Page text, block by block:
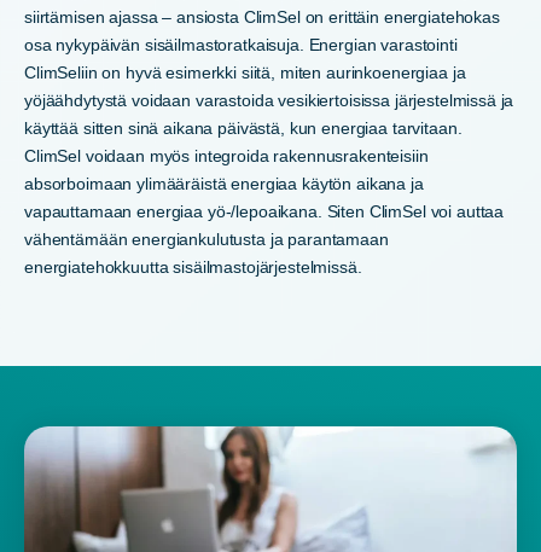
siirtämisen ajassa – ansiosta ClimSel on erittäin energiatehokas
osa nykypäivän sisäilmastoratkaisuja. Energian varastointi
ClimSeliin on hyvä esimerkki siitä, miten aurinkoenergiaa ja
yöjäähdytystä voidaan varastoida vesikiertoisissa järjestelmissä ja
käyttää sitten sinä aikana päivästä, kun energiaa tarvitaan.
ClimSel voidaan myös integroida rakennusrakenteisiin
absorboimaan ylimääräistä energiaa käytön aikana ja
vapauttamaan energiaa yö-/lepoaikana. Siten ClimSel voi auttaa
vähentämään energiankulutusta ja parantamaan
energiatehokkuutta sisäilmastojärjestelmissä.